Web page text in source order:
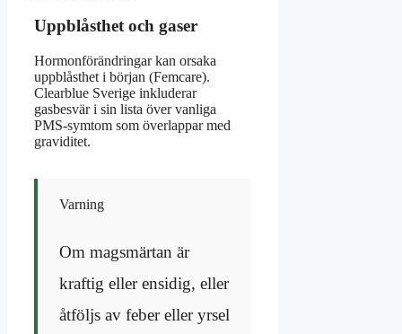
Uppblåsthet och gaser
Hormonförändringar kan orsaka
uppblåsthet i början (Femcare).
Clearblue Sverige inkluderar
gasbesvär i sin lista över vanliga
PMS-symtom som överlappar med
graviditet.
Varning
Om magsmärtan är
kraftig eller ensidig, eller
åtföljs av feber eller yrsel